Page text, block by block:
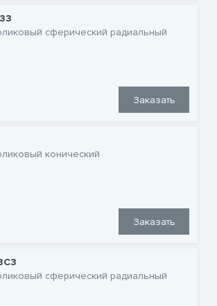
сферический радиальный
Заказать
конический
Заказать
сферический радиальный